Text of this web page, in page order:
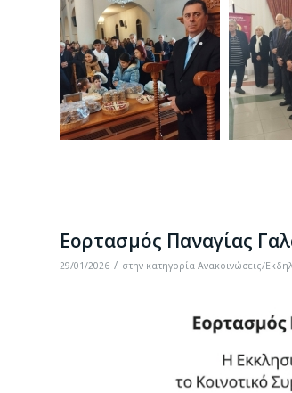
Εορτασμός Παναγίας
29/01/2026 / στην κατηγορία Ανακοινώσεις/